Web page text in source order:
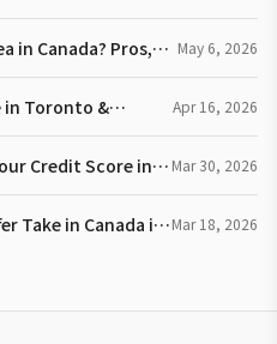
in Canada? Pros,
May 6, 2026
in Toronto &
Apr 16, 2026
Credit Score in
Mar 30, 2026
Take in Canada in Mar 18, 2026